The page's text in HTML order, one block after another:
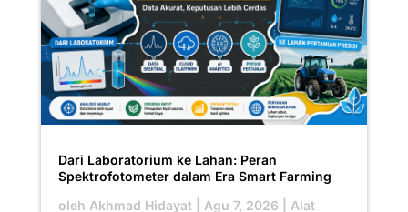
Dari Laboratorium ke Lahan: Peran
Spektrofotometer dalam Era Smart Farming
oleh Akhmad Hidayat Agu 7, 2026
Alat